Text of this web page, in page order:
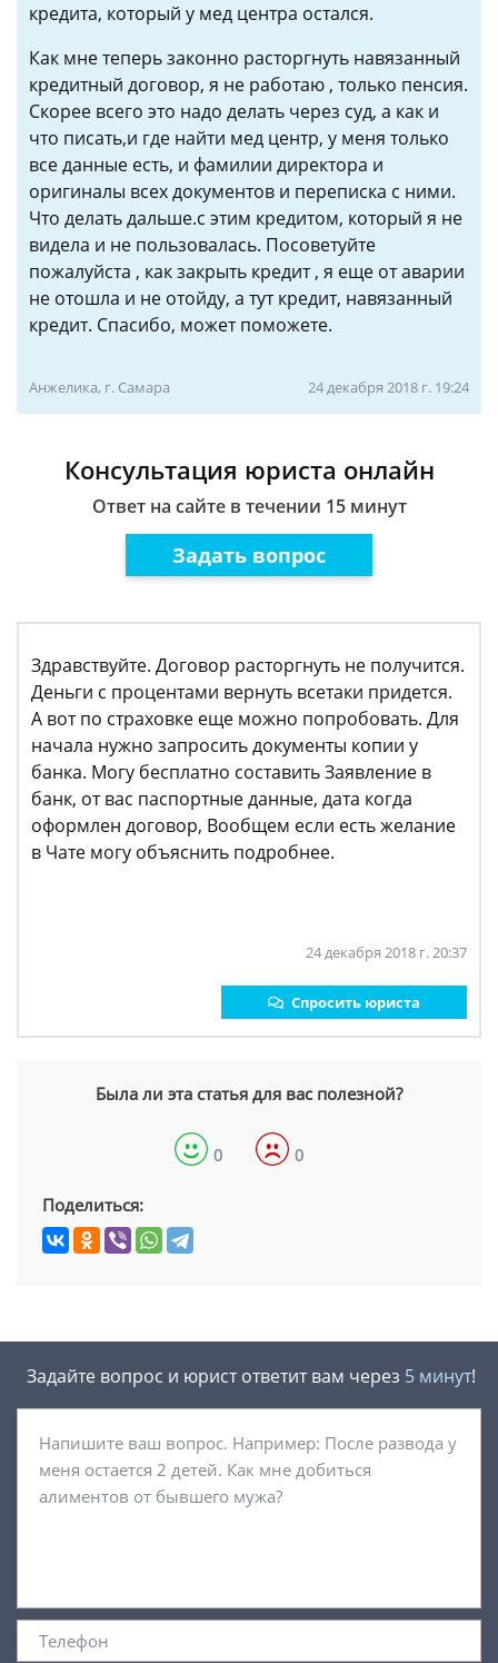
кредита, который у мед центра остался.
Как мне теперь законно расторгнуть навязанный
кредитный договор, я не работаю , только пенсия.
Скорее всего это надо делать через суд, а как и
что писать,и где найти мед центр, у меня только
все данные есть, и фамилии директора и
оригиналы всех документов и переписка с ними.
Что делать дальше.с этим кредитом, который я не
видела и не пользовалась. Посоветуйте
пожалуйста , как закрыть кредит , я еще от аварии
не отошла и не отойду, а тут кредит, навязанный
кредит. Спасибо, может поможете.
Анжелика, г. Самара 24 декабря 2018 г. 19:24
Консультация юриста онлайн
Ответ на сайте в течении 15 минут
Задать вопрос
Здравствуйте. Договор расторгнуть не получится.
Деньги с процентами вернуть всетаки придется.
А вот по страховке еще можно попробовать. Для
начала нужно запросить документы копии у
банка. Могу бесплатно составить Заявление в
банк, от вас паспортные данные, дата когда
оформлен договор, Вообщем если есть желание
в Чате могу объяснить подробнее.
24 декабря 2018 г. 20:37
Спросить юриста
Была ли эта статья для вас полезной?
0 0
Поделиться:
Задайте вопрос и юрист ответит вам через 5 минут!